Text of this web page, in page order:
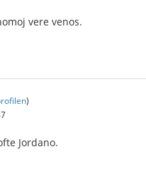
vere venos.
)
Jordano.